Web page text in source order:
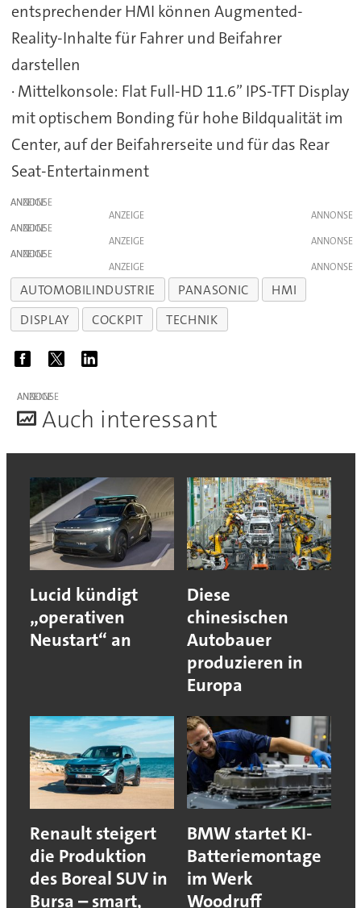
entsprechender HMI können Augmented-
Reality-Inhalte für Fahrer und Beifahrer
darstellen
· Mittelkonsole: Flat Full-HD 11.6” IPS-TFT Display
mit optischem Bonding für hohe Bildqualität im
Center, auf der Beifahrerseite und für das Rear
Seat-Entertainment
ANZEIGE
ANZEIGE
ANZEIGE
ANZEIGE
ANZEIGE
ANZEIGE
AUTOMOBILINDUSTRIE PANASONIC
HMI
DISPLAY
COCKPIT TECHNIK
ANZEIGE
Auch interessant
Lucid kündigt
„operativen
Neustart“ an
Diese
chinesischen
Autobauer
produzieren in
Europa
Renault steigert
die Produktion
des Boreal SUV in
Bursa – smart,
BMW startet KI-
Batteriemontage
im Werk
Woodruff